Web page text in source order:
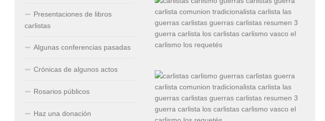
Presentaciones de libros
carlistas
Algunas conferencias pasadas
Crónicas de algunos actos
Rosarios públicos
Haz una donación